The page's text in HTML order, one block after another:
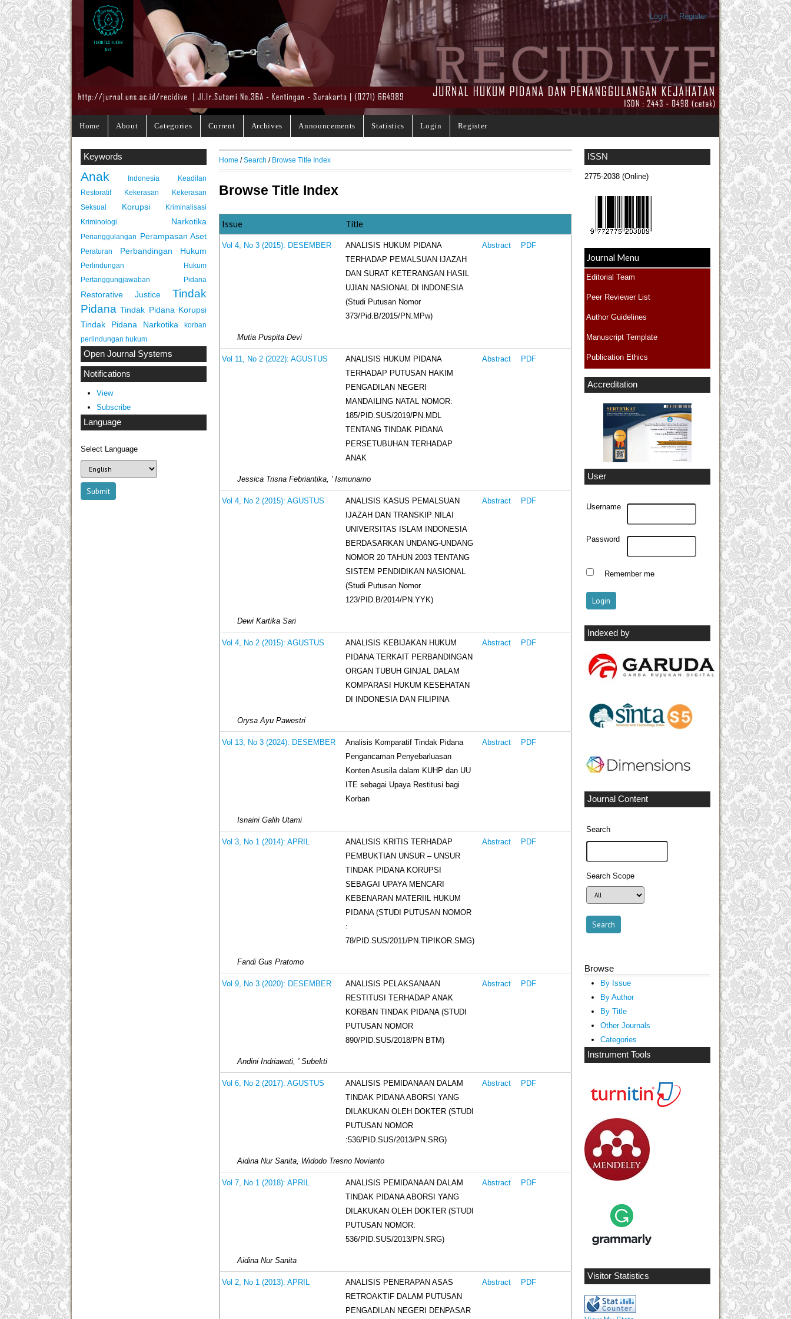
Login Register
Home About Categories Current Archives Announcements Statistics Login Register
ISSN
2775-2038 (Online)
Journal Menu
Editorial Team
Peer Reviewer List
Author Guidelines
Manuscript Template
Publication Ethics
Accreditation
User
Username
Password
Remember me
Indexed by
Journal Content
Search
Search Scope
Browse
By Issue
By Author
By Title
Other Journals
Categories
Instrument Tools
Visitor Statistics
Keywords
Anak Indonesia
Keadilan
Restoratif
Kekerasan
Kekerasan
Seksual
Korupsi
Kriminalisasi
Kriminologi
Narkotika
Penanggulangan Perampasan Aset
Peraturan Perbandingan Hukum
Perlindungan Hukum
Pertanggungjawaban Pidana
Restorative Justice
Tindak
Pidana Tindak Pidana Korupsi
Tindak Pidana Narkotika
korban
perlindungan hukum
Open Journal Systems
Notifications
View
Subscribe
Language
Select Language
Home /Search / Browse Title Index
Browse Title Index
Issue Title
Vol 4, No 3 (2015): DESEMBER
ANALISIS HUKUM PIDANA
TERHADAP PEMALSUAN IJAZAH
DAN SURAT KETERANGAN HASIL
UJIAN NASIONAL DI INDONESIA
(Studi Putusan Nomor
373/Pid.B/2015/PN.MPw)
Abstract PDF
Mutia Puspita Devi
Vol 11, No 2 (2022): AGUSTUS
ANALISIS HUKUM PIDANA
TERHADAP PUTUSAN HAKIM
PENGADILAN NEGERI
MANDAILING NATAL NOMOR:
185/PID.SUS/2019/PN.MDL
TENTANG TINDAK PIDANA
PERSETUBUHAN TERHADAP
ANAK
Abstract PDF
Jessica Trisna Febriantika, ' Ismunarno
Vol 4, No 2 (2015): AGUSTUS
ANALISIS KASUS PEMALSUAN
IJAZAH DAN TRANSKIP NILAI
UNIVERSITAS ISLAM INDONESIA
BERDASARKAN UNDANG-UNDANG
NOMOR 20 TAHUN 2003 TENTANG
SISTEM PENDIDIKAN NASIONAL
(Studi Putusan Nomor
123/PID.B/2014/PN.YYK)
Abstract PDF
Dewi Kartika Sari
Vol 4, No 2 (2015): AGUSTUS
ANALISIS KEBIJAKAN HUKUM
PIDANA TERKAIT PERBANDINGAN
ORGAN TUBUH GINJAL DALAM
KOMPARASI HUKUM KESEHATAN
DI INDONESIA DAN FILIPINA
Abstract PDF
Orysa Ayu Pawestri
Vol 13, No 3 (2024): DESEMBER
Analisis Komparatif Tindak Pidana
Pengancaman Penyebarluasan
Konten Asusila dalam KUHP dan UU
ITE sebagai Upaya Restitusi bagi
Korban
Abstract PDF
Isnaini Galih Utami
Vol 3, No 1 (2014): APRIL
ANALISIS KRITIS TERHADAP
PEMBUKTIAN UNSUR – UNSUR
TINDAK PIDANA KORUPSI
SEBAGAI UPAYA MENCARI
KEBENARAN MATERIIL HUKUM
PIDANA (STUDI PUTUSAN NOMOR
:
78/PID.SUS/2011/PN.TIPIKOR.SMG)
Abstract PDF
Fandi Gus Pratomo
Vol 9, No 3 (2020): DESEMBER
ANALISIS PELAKSANAAN
RESTITUSI TERHADAP ANAK
KORBAN TINDAK PIDANA (STUDI
PUTUSAN NOMOR
890/PID.SUS/2018/PN BTM)
Abstract PDF
Andini Indriawati, ' Subekti
Vol 6, No 2 (2017): AGUSTUS
ANALISIS PEMIDANAAN DALAM
TINDAK PIDANA ABORSI YANG
DILAKUKAN OLEH DOKTER (STUDI
PUTUSAN NOMOR
:536/PID.SUS/2013/PN.SRG)
Abstract PDF
Aidina Nur Sanita, Widodo Tresno Novianto
Vol 7, No 1 (2018): APRIL
ANALISIS PEMIDANAAN DALAM
TINDAK PIDANA ABORSI YANG
DILAKUKAN OLEH DOKTER (STUDI
PUTUSAN NOMOR:
536/PID.SUS/2013/PN.SRG)
Abstract PDF
Aidina Nur Sanita
Vol 2, No 1 (2013): APRIL
ANALISIS PENERAPAN ASAS
RETROAKTIF DALAM PUTUSAN
PENGADILAN NEGERI DENPASAR
Abstract PDF